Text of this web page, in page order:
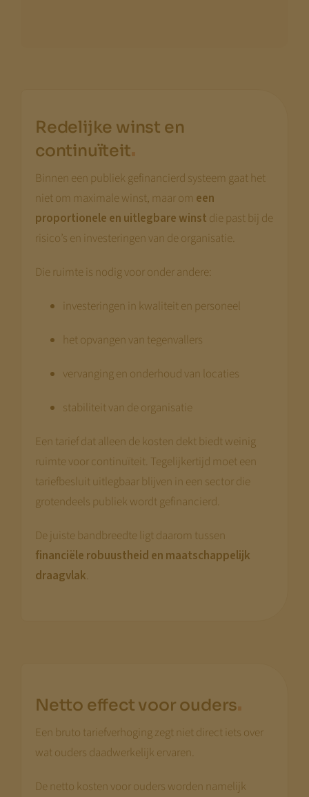
Redelijke winst en
continuïteit.
Binnen een publiek gefinancierd systeem gaat het
niet om maximale winst, maar om een
proportionele en uitlegbare winst die past bij de
risico’s en investeringen van de organisatie.
Die ruimte is nodig voor onder andere:
investeringen in kwaliteit en personeel
het opvangen van tegenvallers
vervanging en onderhoud van locaties
stabiliteit van de organisatie
Een tarief dat alleen de kosten dekt biedt weinig
ruimte voor continuïteit. Tegelijkertijd moet een
tariefbesluit uitlegbaar blijven in een sector die
grotendeels publiek wordt gefinancierd.
De juiste bandbreedte ligt daarom tussen
financiële robuustheid en maatschappelijk
draagvlak.
Netto effect voor ouders.
Een bruto tariefverhoging zegt niet direct iets over
wat ouders daadwerkelijk ervaren.
De netto kosten voor ouders worden namelijk